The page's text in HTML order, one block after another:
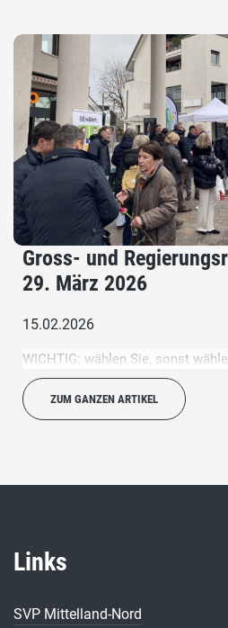
Gross- und
29. März 2026
15.02.2026
WICHTIG: wählen Sie, sonst
ZUM GANZEN ARTIKEL
Links
SVP Mittelland-Nord